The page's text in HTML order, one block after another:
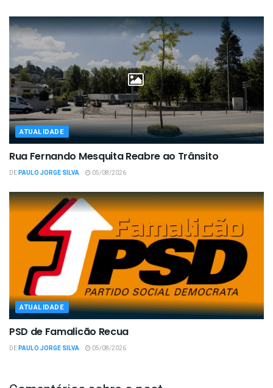
ATUALIDADE
Rua Fernando Mesquita Reabre ao Trânsito
DEPAULO JORGE SILVA 05/08/2026
ATUALIDADE
PSD de Famalicão Recua
DEPAULO JORGE SILVA 05/08/2026